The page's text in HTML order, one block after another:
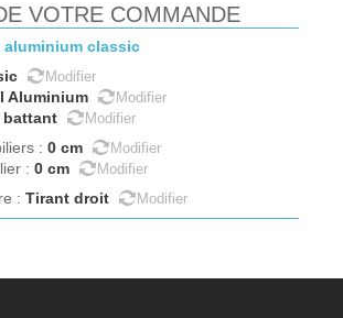
VOTRE COMMANDE
aluminium classic
Modifier
Aluminium Modifier
battant Modifier
: 0 cm Modifier
: 0 cm Modifier
: Tirant droit Modifier